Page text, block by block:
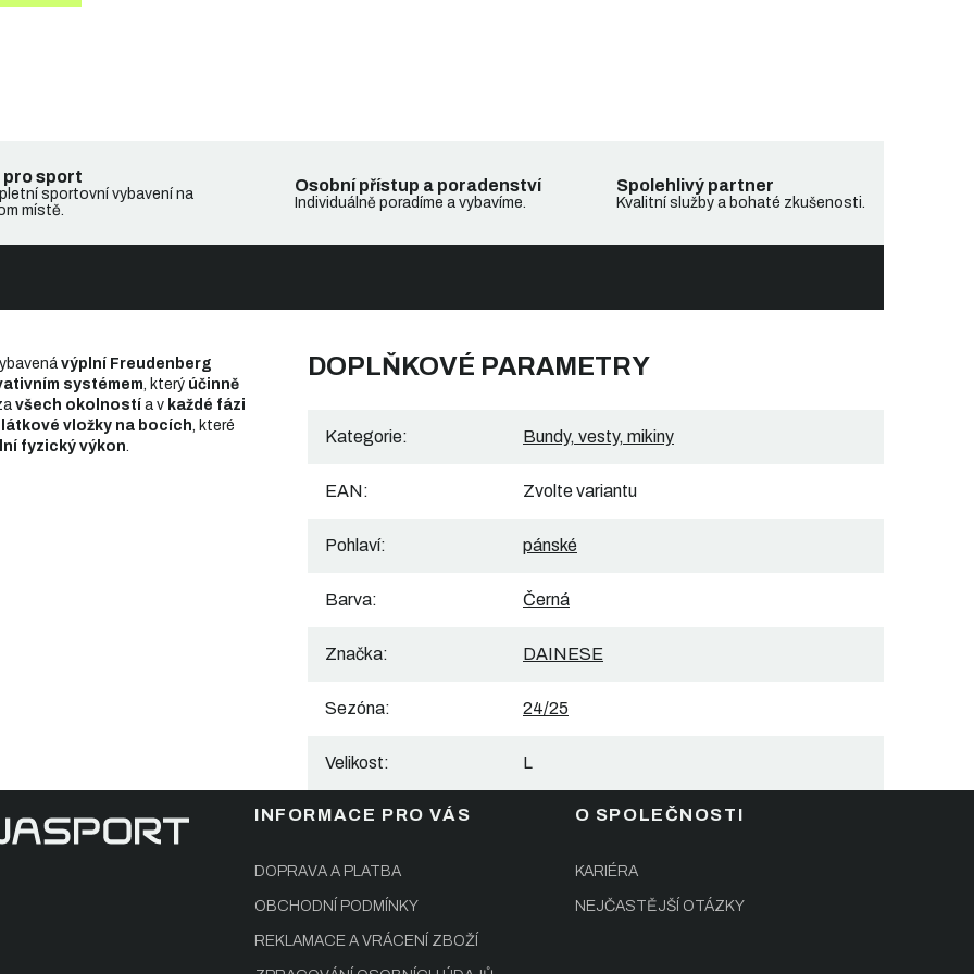
pro sport
sportovní vybavení na
místě.
Osobní přístup a poradenství
Individuálně poradíme a vybavíme.
Spolehlivý partner
Kvalitní služby a bohaté zkušenosti.
výplní Freudenberg
systémem, který účinně
všech okolností a v každé fázi
vložky na bocích, které
fyzický výkon.
DOPLŇKOVÉ PARAMETRY
Kategorie: Bundy, vesty, mikiny
EAN: Zvolte variantu
Pohlaví: pánské
Barva: Černá
Značka: DAINESE
Sezóna: 24/25
Velikost: L
INFORMACE PRO VÁS
DOPRAVA A PLATBA
OBCHODNÍ PODMÍNKY
REKLAMACE A VRÁCENÍ ZBOŽÍ
O SPOLEČNOSTI
KARIÉRA
NEJČASTĚJŠÍ OTÁZKY